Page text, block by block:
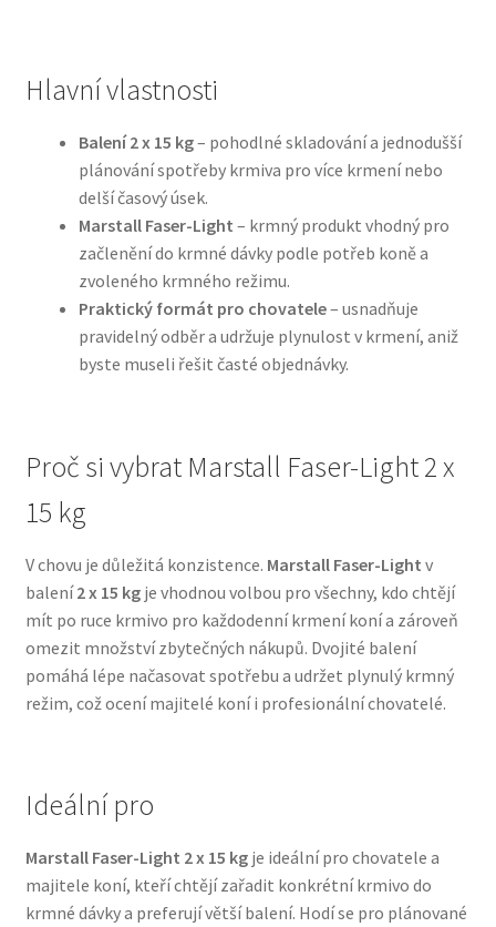
Natural Trainer pro psy — Italské krmivo s
Happy Dog — Německá kvalita a přirozené složení
Hill’s pro psy
Hračky pro psy
Konzervy a kapsičky pro psy
Oblečky pro psy
Pamlsky pro psy
Pelíšky pro psy
Ortopedické pelíšky
Přepravky pro psy
Veterinární dieta pro psy
Hlavní vlastnosti
Balení 2 x 15 kg– pohodlné skladování a jednodušší
plánování spotřeby krmiva pro více krmení nebo
delší časový úsek.
Marstall Faser-Light – krmný produkt vhodný pro
začlenění do krmné dávky podle potřeb koně a
zvoleného krmného režimu.
Praktický formát pro chovatele– usnadňuje
pravidelný odběr a udržuje plynulost v krmení, aniž
byste museli řešit časté objednávky.
Proč si vybrat Marstall Faser-Light 2 x
15 kg
V chovu je důležitá konzistence. Marstall Faser-Light v
balení2 x 15 kgje vhodnou volbou pro všechny, kdo chtějí
mít po ruce krmivo pro každodenní krmení koní a zároveň
omezit množství zbytečných nákupů. Dvojité balení
pomáhá lépe načasovat spotřebu a udržet plynulý krmný
režim, což ocení majitelé koní i profesionální chovatelé.
Ideální pro
Marstall Faser-Light 2 x 15 kgje ideální pro chovatele a
majitele koní, kteří chtějí zařadit konkrétní krmivo do
krmné dávky a preferují větší balení. Hodí se pro plánované